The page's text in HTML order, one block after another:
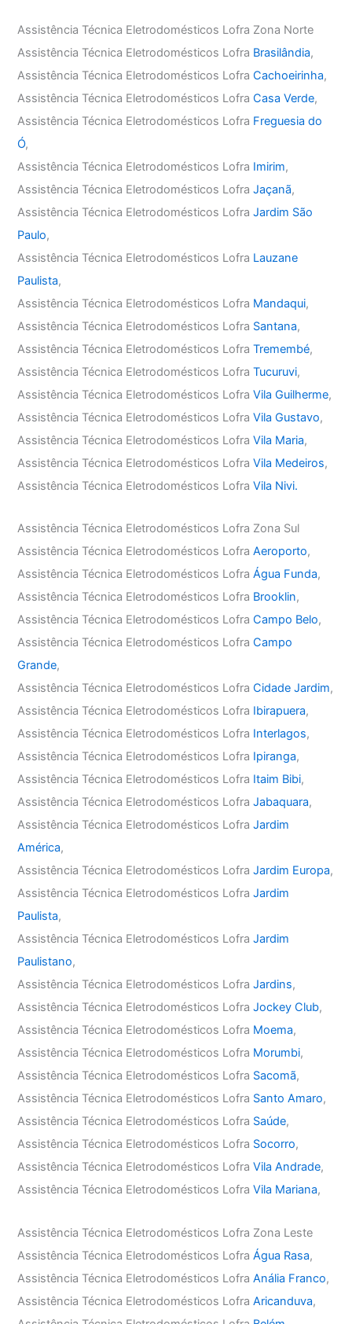
Assistência Técnica Eletrodomésticos Lofra Zona Norte
Assistência Técnica Eletrodomésticos Lofra Brasilândia,
Assistência Técnica Eletrodomésticos LofraCachoeirinha,
Assistência Técnica Eletrodomésticos LofraCasa Verde,
Assistência Técnica Eletrodomésticos Lofra Freguesia do
Ó,
Assistência Técnica Eletrodomésticos Lofra Imirim,
Assistência Técnica Eletrodomésticos LofraJaçanã,
Assistência Técnica Eletrodomésticos LofraJardim São
Paulo,
Assistência Técnica Eletrodomésticos Lofra Lauzane
Paulista,
Assistência Técnica Eletrodomésticos Lofra Mandaqui,
Assistência Técnica Eletrodomésticos Lofra Santana,
Assistência Técnica Eletrodomésticos LofraTremembé,
Assistência Técnica Eletrodomésticos LofraTucuruvi,
Assistência Técnica Eletrodomésticos LofraVila Guilherme,
Assistência Técnica Eletrodomésticos LofraVila Gustavo,
Assistência Técnica Eletrodomésticos LofraVila Maria,
Assistência Técnica Eletrodomésticos LofraVila Medeiros,
Assistência Técnica Eletrodomésticos LofraVila Nivi.
Assistência Técnica Eletrodomésticos Lofra Zona Sul
Assistência Técnica Eletrodomésticos LofraAeroporto,
Assistência Técnica Eletrodomésticos LofraÁgua Funda,
Assistência Técnica Eletrodomésticos Lofra Brooklin,
Assistência Técnica Eletrodomésticos LofraCampo Belo,
Assistência Técnica Eletrodomésticos LofraCampo
Grande,
Assistência Técnica Eletrodomésticos LofraCidade Jardim,
Assistência Técnica Eletrodomésticos Lofra Ibirapuera,
Assistência Técnica Eletrodomésticos Lofra Interlagos,
Assistência Técnica Eletrodomésticos Lofra Ipiranga,
Assistência Técnica Eletrodomésticos Lofra Itaim Bibi,
Assistência Técnica Eletrodomésticos LofraJabaquara,
Assistência Técnica Eletrodomésticos LofraJardim
América,
Assistência Técnica Eletrodomésticos LofraJardim Europa,
Assistência Técnica Eletrodomésticos LofraJardim
Paulista,
Assistência Técnica Eletrodomésticos LofraJardim
Paulistano,
Assistência Técnica Eletrodomésticos LofraJardins,
Assistência Técnica Eletrodomésticos LofraJockey Club,
Assistência Técnica Eletrodomésticos Lofra Moema,
Assistência Técnica Eletrodomésticos Lofra Morumbi,
Assistência Técnica Eletrodomésticos Lofra Sacomã,
Assistência Técnica Eletrodomésticos Lofra Santo Amaro,
Assistência Técnica Eletrodomésticos Lofra Saúde,
Assistência Técnica Eletrodomésticos Lofra Socorro,
Assistência Técnica Eletrodomésticos LofraVila Andrade,
Assistência Técnica Eletrodomésticos LofraVila Mariana,
Assistência Técnica Eletrodomésticos Lofra Zona Leste
Assistência Técnica Eletrodomésticos LofraÁgua Rasa,
Assistência Técnica Eletrodomésticos LofraAnália Franco,
Assistência Técnica Eletrodomésticos LofraAricanduva,